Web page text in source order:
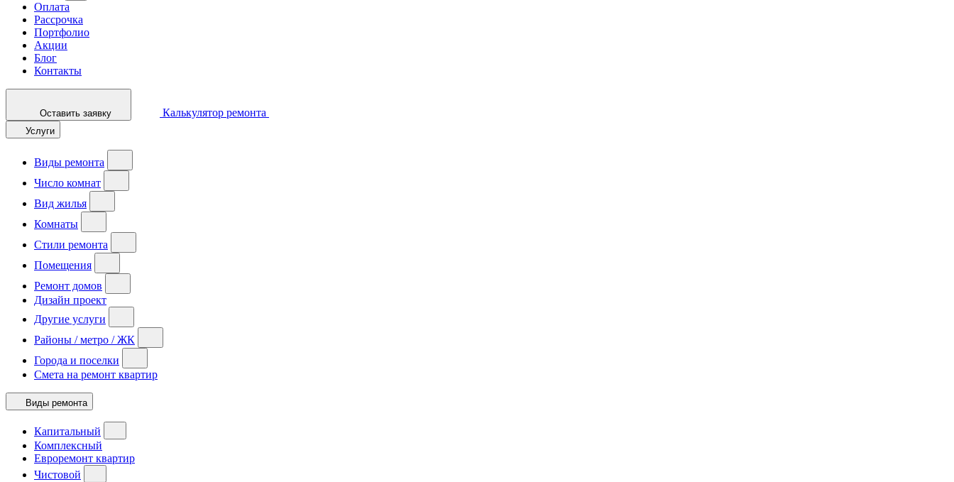
Оплата
Рассрочка
Портфолио
Акции
Блог
Контакты
Оставить заявку Калькулятор ремонта
Услуги
Виды ремонта
Число комнат
Вид жилья
Комнаты
Стили ремонта
Помещения
Ремонт домов
Дизайн проект
Другие услуги
Районы / метро / ЖК
Города и поселки
Смета на ремонт квартир
Виды ремонта
Капитальный
Комплексный
Евроремонт квартир
Чистовой